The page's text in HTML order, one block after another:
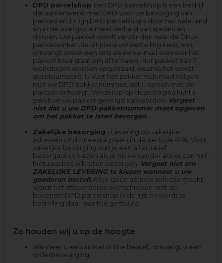
DPD parcelshop Een DPD parcelshop is een bedrijf
dat samenwerkt met DPD voor de bezorging van
pakketten. Er zijn DPD parcelshops door het hele land
en in de overgrote meerderheid van steden en
dorpen. Uw pakket wordt verzonden naar de DPD-
pakketwinkel die u tijdens uw bestelling kiest, en u
ontvangt zowel een sms als een e-mail wanneer het
pakket klaar staat om af te halen. Het pakket kan 7
werkdagen worden opgehaald, waarna het wordt
geretourneerd. U kunt het pakket helemaal volgen
met uw DPD pakketnummer, dat u samen met de
pakbon ontvangt. Verderop op deze pagina kunt u
zien hoe uw pakket gevolgd kan worden. Vergeet
niet dat u uw DPD-pakketnummer moet opgeven
om het pakket te laten bezorgen.
Zakelijke bezorging - Levering op zakelijke
adressen vindt meestal plaats in de periode 8-16. Voor
zakelijke bezorging kun je een alternatief
bezorgadres kiezen als je op een ander adres dan het
factuuradres wilt laten bezorgen. Vergeet niet om
ZAKELIJKE LEVERING te kiezen wanneer u uw
goederen bestelt.Als je geen actieve selectie maakt,
wordt het afleveradres overschreven met de
bovenste DPD parcelshop in de lijst en wordt je
bestelling daar naartoe gestuurd.
Zo houden wij u op de hoogte
Wanneer u een artikel online bestelt, ontvangt u een
orderbevestiging.